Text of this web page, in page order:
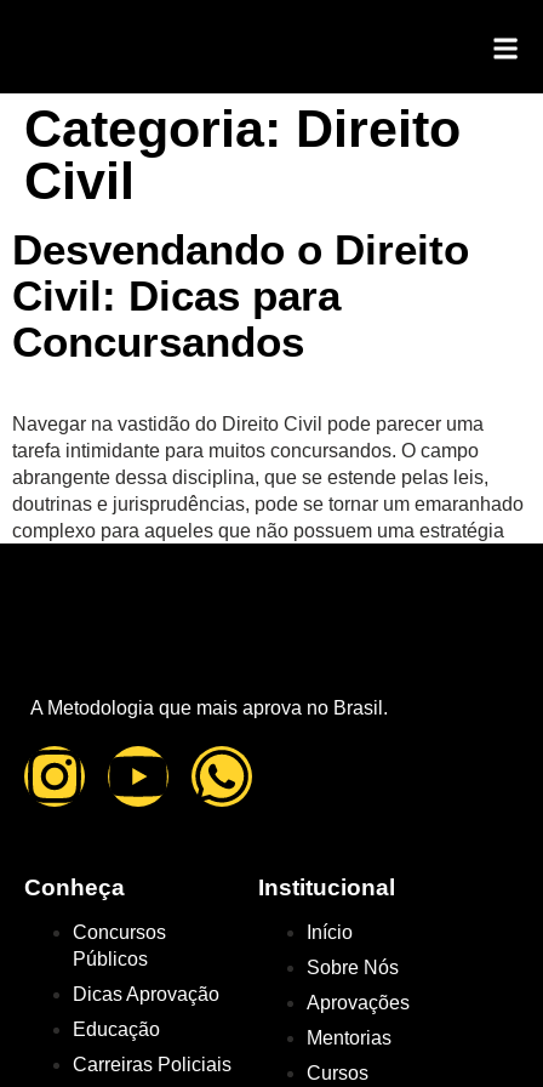
Categoria: Direito
Civil
Desvendando o Direito
Civil: Dicas para
Concursandos
Navegar na vastidão do Direito Civil pode parecer uma
tarefa intimidante para muitos concursandos. O campo
abrangente dessa disciplina, que se estende pelas leis,
doutrinas e jurisprudências, pode se tornar um emaranhado
complexo para aqueles que não possuem uma estratégia
A Metodologia que mais aprova no Brasil.
Conheça
Concursos
Públicos
Dicas Aprovação
Educação
Carreiras Policiais
Institucional
Início
Sobre Nós
Aprovações
Mentorias
Cursos